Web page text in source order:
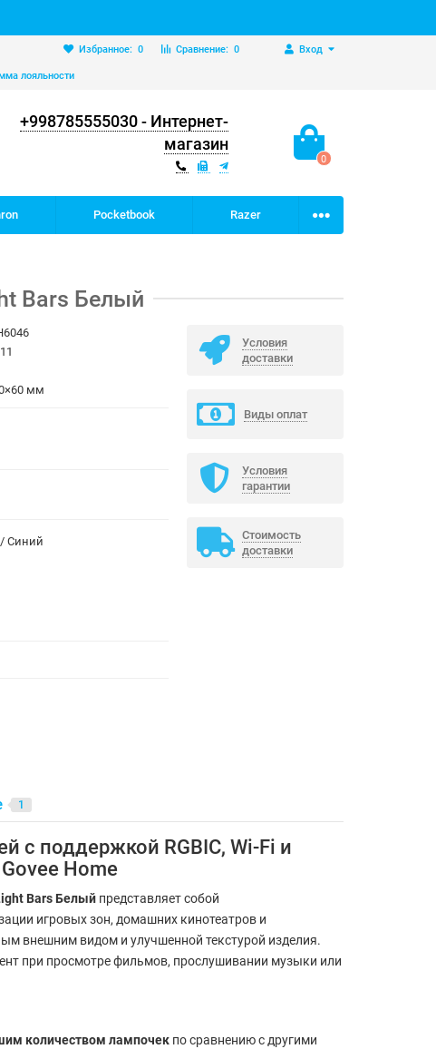
Вход
Сравнение: 0
Избранное: 0
лояльности
+998785555030 - Интернет-
магазин
0
Pocketbook Razer
Bars Белый
мм
Синий
Условия
доставки
Виды оплат
Условия
гарантии
Стоимость
доставки
1
с поддержкой RGBIC, Wi-Fi и
Home
Bars Белый представляет собой
игровых зон, домашних кинотеатров и
внешним видом и улучшенной текстурой изделия.
при просмотре фильмов, прослушивании музыки или
количеством лампочек по сравнению с другими